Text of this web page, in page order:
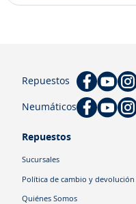
Repuestos
Neumáticos
Repuestos
Sucursales
Política de cambio y devolución
Quiénes Somos